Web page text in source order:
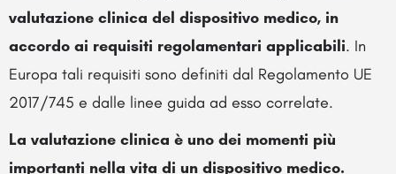
valutazione clinica del dispositivo medico, in
accordo ai requisiti regolamentari applicabili. In
Europa tali requisiti sono definiti dal Regolamento UE
2017/745 e dalle linee guida ad esso correlate.
La valutazione clinica è uno dei momenti più
importanti nella vita di un dispositivo medico.